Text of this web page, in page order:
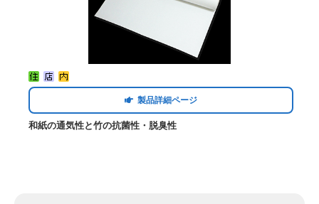
製品詳細ページ
和紙の通気性と竹の抗菌性・脱臭性